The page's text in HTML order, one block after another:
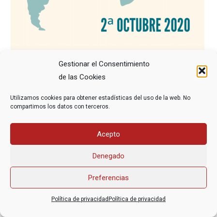
Gestionar el Consentimiento
de las Cookies
Utilizamos cookies para obtener estadísticas del uso de la web. No
compartimos los datos con terceros.
Acepto
Denegado
Preferencias
Política de privacidad Política de privacidad
informacion@derechoamorir.org